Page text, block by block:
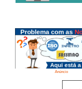
Anúncio